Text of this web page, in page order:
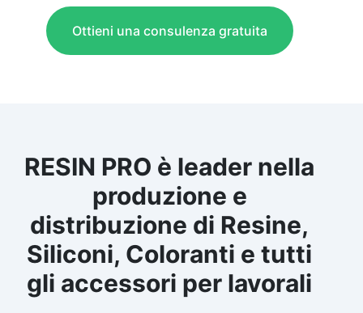
Ottieni una consulenza gratuita
RESIN PRO è leader nella
produzione e
distribuzione di Resine,
Siliconi, Coloranti e tutti
gli accessori per lavorali